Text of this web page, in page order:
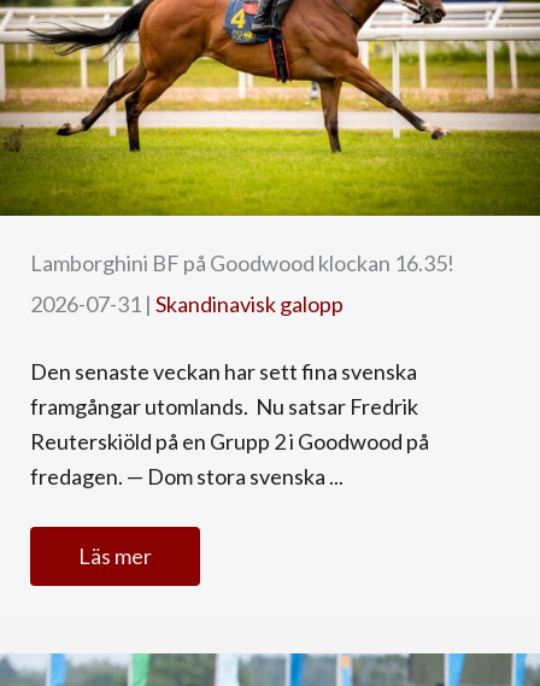
Lamborghini BF på Goodwood klockan 16.35!
2026-07-31 | Skandinavisk galopp
Den senaste veckan har sett fina svenska
framgångar utomlands. Nu satsar Fredrik
Reuterskiöld på en Grupp 2 i Goodwood på
fredagen. — Dom stora svenska ...
Läs mer